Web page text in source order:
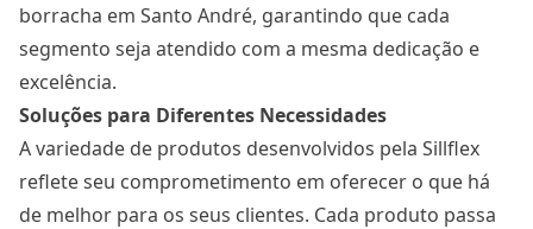
borracha em Santo André, garantindo que cada
segmento seja atendido com a mesma dedicação e
excelência.
Soluções para Diferentes Necessidades
A variedade de produtos desenvolvidos pela Sillflex
reflete seu comprometimento em oferecer o que há
de melhor para os seus clientes. Cada produto passa